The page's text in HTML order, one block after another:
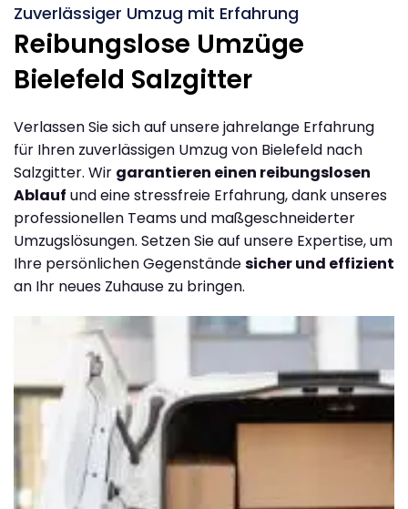
Zuverlässiger Umzug mit Erfahrung
Reibungslose Umzüge
Bielefeld Salzgitter
Verlassen Sie sich auf unsere jahrelange Erfahrung
für Ihren zuverlässigen Umzug von Bielefeld nach
Salzgitter. Wir garantieren einen reibungslosen
Ablauf und eine stressfreie Erfahrung, dank unseres
professionellen Teams und maßgeschneiderter
Umzugslösungen. Setzen Sie auf unsere Expertise, um
Ihre persönlichen Gegenständesicher und effizient
an Ihr neues Zuhause zu bringen.